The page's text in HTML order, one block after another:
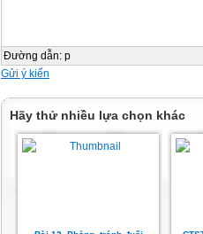
2 . 不 得 将 熊 猫 办 公 的 P P T 模 板
、 转 让 、 分 销 、 发 布 或 者 作 为 礼
授 权 、 出 卖 、 转 让 本 协 议 或 者 本
Thực hành
版权声明
Đường dẫn: p
Gửi ý kiến
Hãy thử nhiều lựa chọn khác